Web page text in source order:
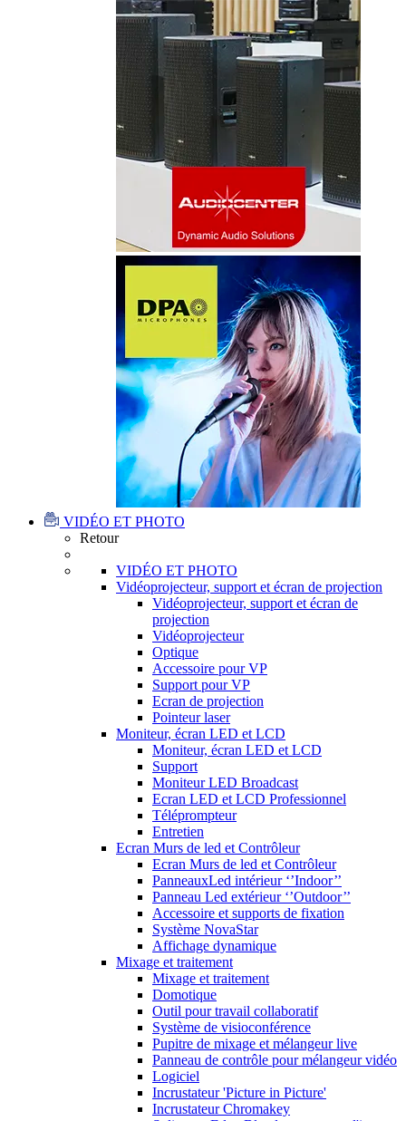
VIDÉO ET PHOTO
Retour
VIDÉO ET PHOTO
Vidéoprojecteur, support et écran de projection
Vidéoprojecteur, support et écran de
projection
Vidéoprojecteur
Optique
Accessoire pour VP
Support pour VP
Ecran de projection
Pointeur laser
Moniteur, écran LED et LCD
Moniteur, écran LED et LCD
Support
Moniteur LED Broadcast
Ecran LED et LCD Professionnel
Téléprompteur
Entretien
Ecran Murs de led et Contrôleur
Ecran Murs de led et Contrôleur
PanneauxLed intérieur ‘’Indoor’’
Panneau Led extérieur ‘’Outdoor’’
Accessoire et supports de fixation
Système NovaStar
Affichage dynamique
Mixage et traitement
Mixage et traitement
Domotique
Outil pour travail collaboratif
Système de visioconférence
Pupitre de mixage et mélangeur live
Panneau de contrôle pour mélangeur vidéo
Logiciel
Incrustateur 'Picture in Picture'
Incrustateur Chromakey